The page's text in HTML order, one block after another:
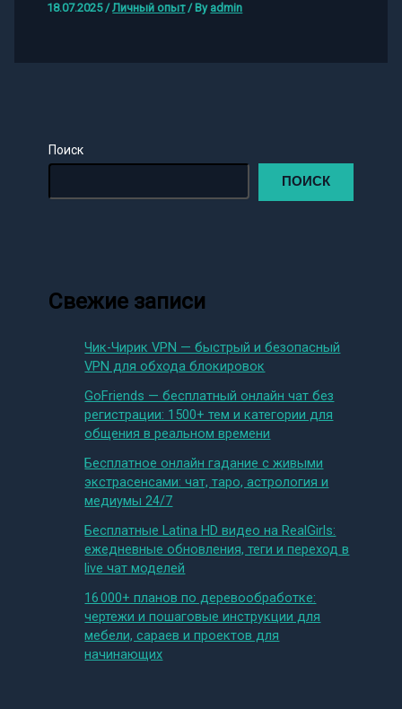
18.07.2025/Личный опыт/ By admin
Поиск
ПОИСК
Свежие записи
Чик-Чирик VPN — быстрый и безопасный
VPN для обхода блокировок
GoFriends — бесплатный онлайн чат без
регистрации: 1500+ тем и категории для
общения в реальном времени
Бесплатное онлайн гадание с живыми
экстрасенсами: чат, таро, астрология и
медиумы 24/7
Бесплатные Latina HD видео на RealGirls:
ежедневные обновления, теги и переход в
live чат моделей
16 000+ планов по деревообработке:
чертежи и пошаговые инструкции для
мебели, сараев и проектов для
начинающих